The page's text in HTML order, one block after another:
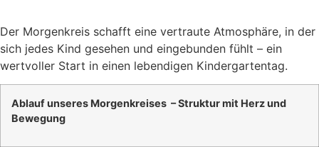
Der Morgenkreis schafft eine vertraute Atmosphäre, in der
sich jedes Kind gesehen und eingebunden fühlt – ein
wertvoller Start in einen lebendigen Kindergartentag.
Ablauf unseres Morgenkreises – Struktur mit Herz und
Bewegung